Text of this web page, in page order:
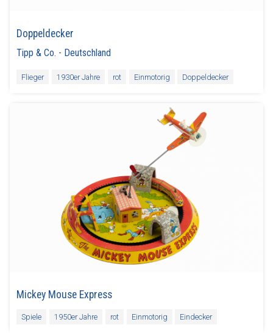
Doppeldecker
Tipp & Co. - Deutschland
Flieger 1930er Jahre rot Einmotorig Doppeldecker
Mickey Mouse Express
Spiele 1950er Jahre rot Einmotorig Eindecker